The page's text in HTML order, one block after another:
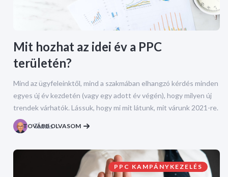
Mit hozhat az idei év a PPC
területén?
Mind az ügyfeleinktől, mind a szakmában elhangzó kérdés minden
egyes új év kezdetén (vagy egy adott év végén), hogy milyen új
trendek várhatók. Lássuk, hogy mi mit látunk, mit várunk 2021-re.
Tamás
TOVÁBB OLVASOM
PPC KAMPÁNYKEZELÉS